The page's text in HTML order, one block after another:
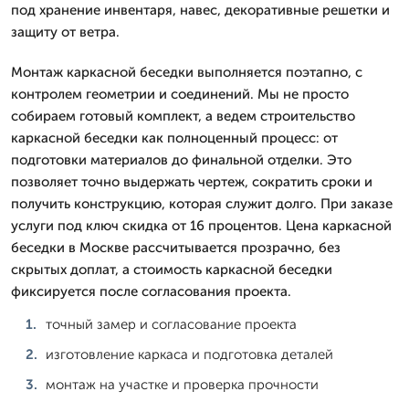
под хранение инвентаря, навес, декоративные решетки и
защиту от ветра.
Монтаж каркасной беседки выполняется поэтапно, с
контролем геометрии и соединений. Мы не просто
собираем готовый комплект, а ведем строительство
каркасной беседки как полноценный процесс: от
подготовки материалов до финальной отделки. Это
позволяет точно выдержать чертеж, сократить сроки и
получить конструкцию, которая служит долго. При заказе
услуги под ключ скидка от 16 процентов. Цена каркасной
беседки в Москве рассчитывается прозрачно, без
скрытых доплат, а стоимость каркасной беседки
фиксируется после согласования проекта.
точный замер и согласование проекта
изготовление каркаса и подготовка деталей
монтаж на участке и проверка прочности